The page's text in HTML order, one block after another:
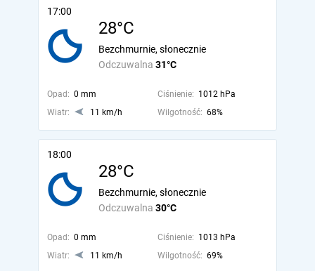
17:00
28°C
Odczuwalna 31°C
Bezchmurnie, słonecznie
Opad: 0 mm Ciśnienie: 1012 hPa
Wiatr:
11 km/h Wilgotność: 68%
18:00
28°C
Odczuwalna 30°C
Bezchmurnie, słonecznie
Opad: 0 mm Ciśnienie: 1013 hPa
Wiatr:
11 km/h Wilgotność: 69%